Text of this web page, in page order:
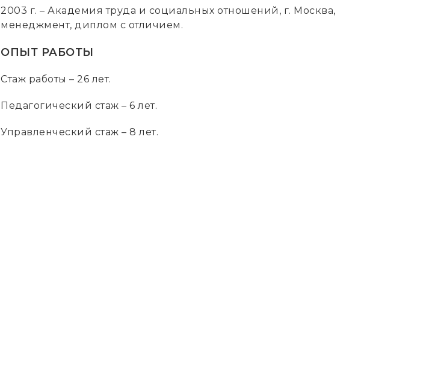
2003 г. – Академия труда и социальных отношений, г. Москва,
менеджмент, диплом с отличием.
ОПЫТ РАБОТЫ
Стаж работы – 26 лет.
Педагогический стаж – 6 лет.
Управленческий стаж – 8 лет.